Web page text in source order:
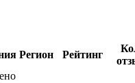
Регион Рейтинг